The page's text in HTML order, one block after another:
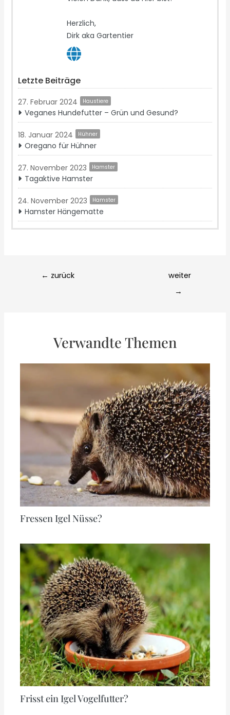
Herzlich,
Dirk aka Gartentier
Letzte Beiträge
27. Februar 2024 Haustiere
Veganes Hundefutter – Grün und Gesund?
18. Januar 2024 Hühner
Oregano für Hühner
27. November 2023 Hamster
Tagaktive Hamster
24. November 2023 Hamster
Hamster Hängematte
← zurück
weiter
→
Verwandte Themen
Fressen Igel Nüsse?
Frisst ein Igel Vogelfutter?